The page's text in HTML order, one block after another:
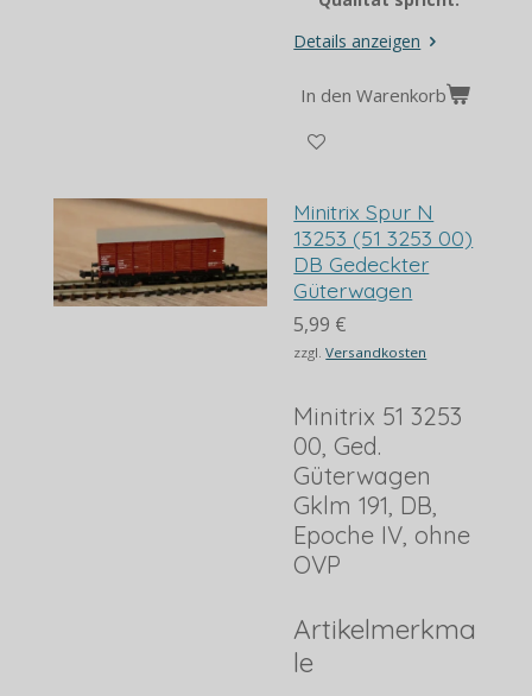
Details anzeigen
In den Warenkorb
Minitrix Spur N
13253 (51 3253 00)
DB Gedeckter
Güterwagen
5,99 €
zzgl.Versandkosten
Minitrix 51 3253
00, Ged.
Güterwagen
Gklm 191, DB,
Epoche IV, ohne
OVP
Artikelmerkma
le